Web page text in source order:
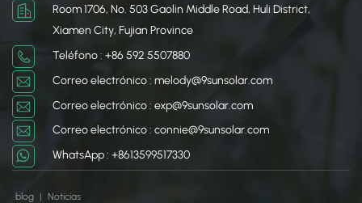
reducir la erosión y
mantener un entorno más
mantenimiento.
Room 1706, No. 503 Gaolin Middle Road, Huli District,
Xiamen City, Fujian Province
Teléfono : +86 592 5507880
Correo electrónico : melody@9sunsolar.com
Correo electrónico : exp@9sunsolar.com
Correo electrónico : connie@9sunsolar.com
WhatsApp : +8613599517330
blog | Noticias